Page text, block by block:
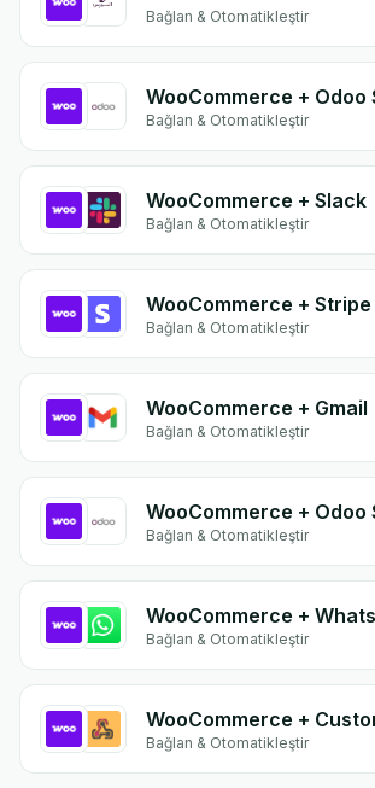
Bağlan & Otomatikleştir
WooCommerce + Odoo
Bağlan & Otomatikleştir
WooCommerce + Slack
Bağlan & Otomatikleştir
WooCommerce + Stripe
Bağlan & Otomatikleştir
WooCommerce + Gmail
Bağlan & Otomatikleştir
WooCommerce + Odoo
Bağlan & Otomatikleştir
WooCommerce +
Bağlan & Otomatikleştir
Bağlan & Otomatikleştir